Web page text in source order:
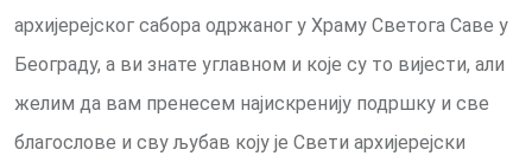
архијерејског сабора одржаног у Храму Светога Саве у
Београду, а ви знате углавном и које су то вијести, али
желим да вам пренесем најискренију подршку и све
благослове и сву љубав коју је Свети архијерејски